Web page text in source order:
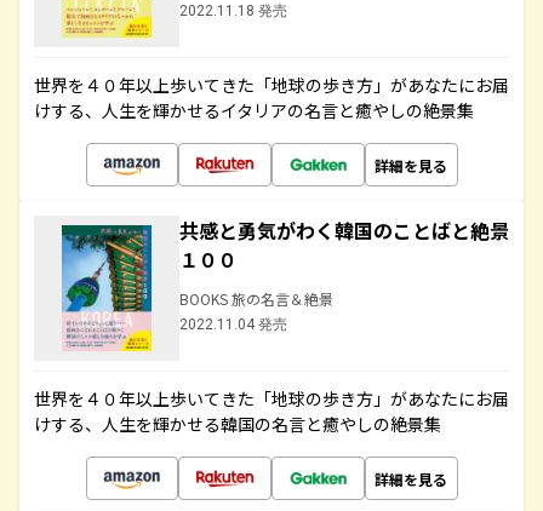
2022.11.18 発売
世界を４０年以上歩いてきた「地球の歩き方」があなたにお届
けする、人生を輝かせるイタリアの名言と癒やしの絶景集
詳細を見る
共感と勇気がわく韓国のことばと絶景
１００
BOOKS 旅の名言＆絶景
2022.11.04 発売
世界を４０年以上歩いてきた「地球の歩き方」があなたにお届
けする、人生を輝かせる韓国の名言と癒やしの絶景集
詳細を見る